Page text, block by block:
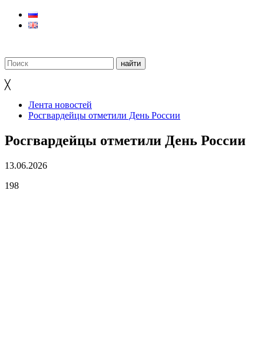
╳
Лента новостей
Росгвардейцы отметили День России
Росгвардейцы отметили День России
13.06.2026
198